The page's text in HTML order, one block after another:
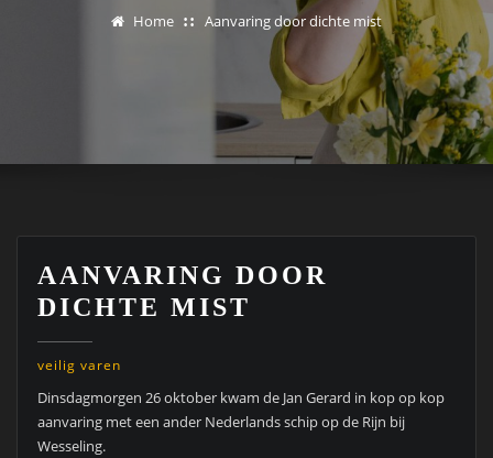
Home Aanvaring door dichte mist
AANVARING DOOR
DICHTE MIST
veilig varen
Dinsdagmorgen 26 oktober kwam de Jan Gerard in kop op kop
aanvaring met een ander Nederlands schip op de Rijn bij
Wesseling.